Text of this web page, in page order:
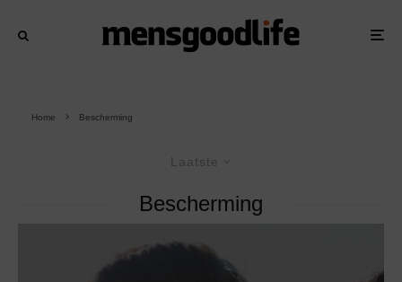
Home Bescherming
Laatste
Bescherming